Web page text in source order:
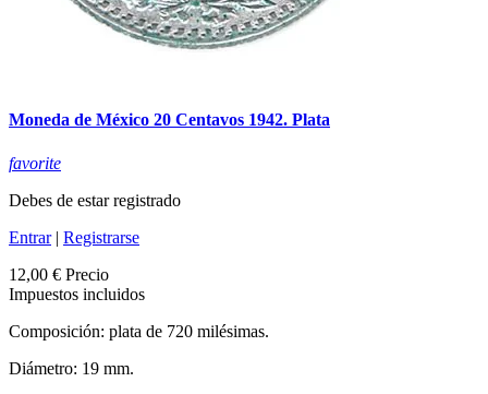
Moneda de México 20 Centavos 1942. Plata
favorite
Debes de estar registrado
Entrar| Registrarse
12,00 € Precio
Impuestos incluidos
Composición: plata de 720 milésimas.
Diámetro: 19 mm.